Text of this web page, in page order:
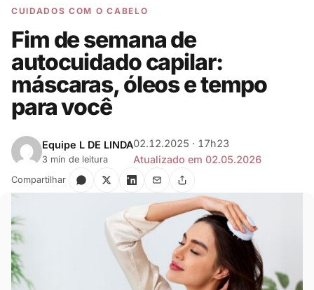
CUIDADOS COM O CABELO
Fim de semana de
autocuidado capilar:
máscaras, óleos e tempo
para você
Equipe L DE LINDA
3 min de leitura
02.12.2025 · 17h23
Atualizado em 02.05.2026
Compartilhar